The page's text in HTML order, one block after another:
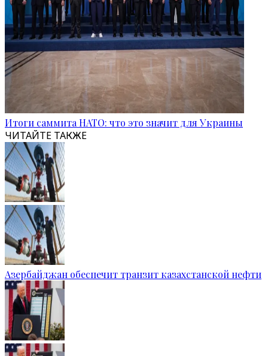
Итоги саммита НАТО: что это значит для Украины
ЧИТАЙТЕ ТАКЖЕ
Азербайджан обеспечит транзит казахстанской нефти